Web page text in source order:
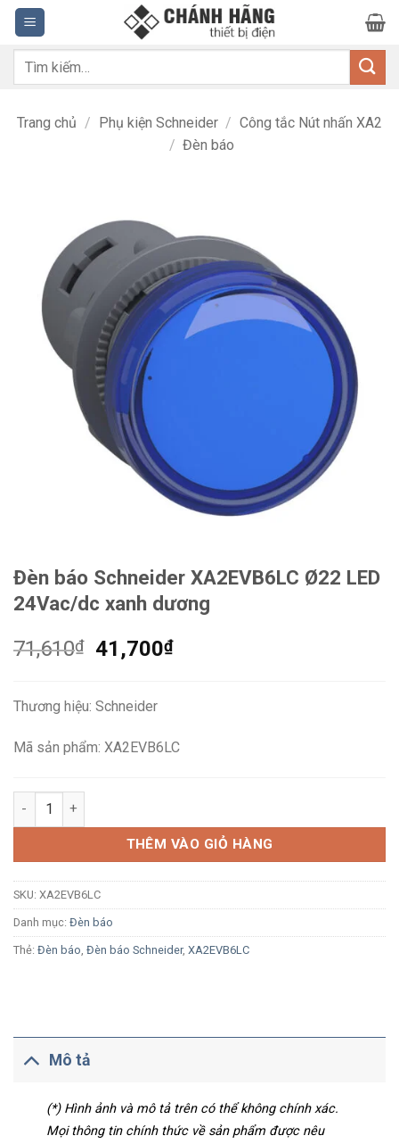
Bỏ
qua
nội
dung
Tìm
Trang chủ / Phụ kiện Schneider / Công tắc Nút nhấn XA2
/ Đèn báo
Đèn báo Schneider XA2EVB6LC Ø22 LED
24Vac/dc xanh dương
71,610₫
Giá
71,610₫.
41,700₫Giá
Thương hiệu: Schneider
Mã sản phẩm: XA2EVB6LC
Đèn báo Schneider XA2EVB6LC Ø22 LED 24Vac/dc xanh
THÊM VÀO GIỎ HÀNG
SKU: XA2EVB6LC
Danh mục: Đèn báo
Thẻ: Đèn báo Đèn báo Schneider, XA2EVB6LC
Mô tả
(*) Hình ảnh và mô tả trên có thể không chính xác.
Mọi thông tin chính thức về sản phẩm được nêu